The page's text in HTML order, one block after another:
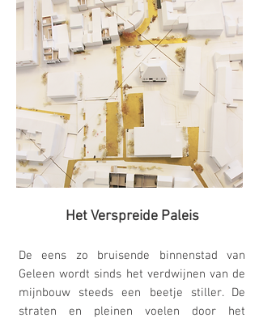
Het Verspreide Paleis
De eens zo bruisende binnenstad van
Geleen wordt sinds het verdwijnen van de
mijnbouw steeds een beetje stiller. De
straten en pleinen voelen door het